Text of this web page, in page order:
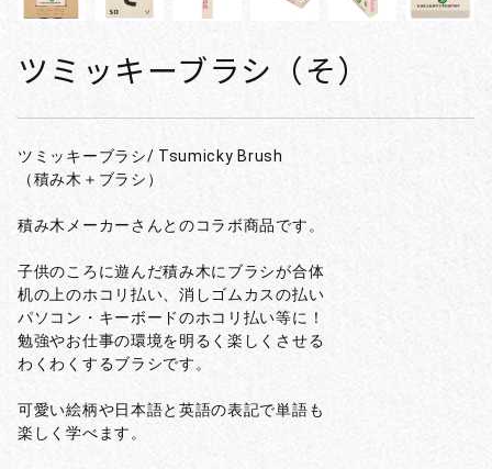
ツミッキーブラシ（そ）
ツミッキーブラシ/ Tsumicky Brush
（積み木＋ブラシ）
積み木メーカーさんとのコラボ商品です。
子供のころに遊んだ積み木にブラシが合体
机の上のホコリ払い、消しゴムカスの払い
パソコン・キーボードのホコリ払い等に！
勉強やお仕事の環境を明るく楽しくさせる
わくわくするブラシです。
可愛い絵柄や日本語と英語の表記で単語も
楽しく学べます。